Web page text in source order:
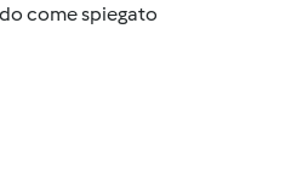
come spiegato